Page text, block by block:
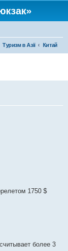
Туризм в Азії Китай
1750 $
более 3